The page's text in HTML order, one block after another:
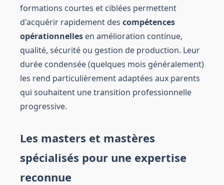
formations courtes et ciblées permettent
d'acquérir rapidement des compétences
opérationnelles en amélioration continue,
qualité, sécurité ou gestion de production. Leur
durée condensée (quelques mois généralement)
les rend particulièrement adaptées aux parents
qui souhaitent une transition professionnelle
progressive.
Les masters et mastères
spécialisés pour une expertise
reconnue